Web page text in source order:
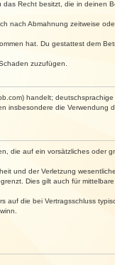
Recht besitzt, die in deinen
nach Abmahnung zeitweise
hat. Du gestattest dem
zuzufügen.
handelt;
insbesondere die Verwendung
die auf ein vorsätzliches oder
und der Verletzung
Dies gilt auch für
auf die bei Vertragsschluss